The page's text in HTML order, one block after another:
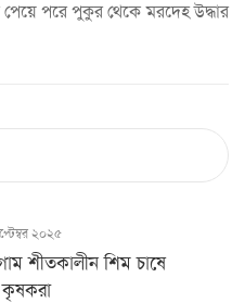
পেয়ে পরে পুকুর থেকে মরদেহ উদ্ধার
২০২৫
শীতকালীন শিম চাষে
কৃষকরা